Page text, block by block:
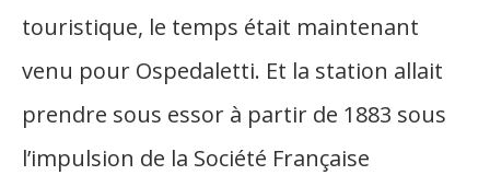
touristique, le temps était maintenant
venu pour Ospedaletti. Et la station allait
prendre sous essor à partir de 1883 sous
l’impulsion de la Société Française